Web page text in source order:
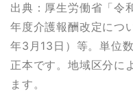
出典：厚生労働省「令
年度介護報酬改定につ
年3月13日）等。単位
正本です。地域区分に
ます。